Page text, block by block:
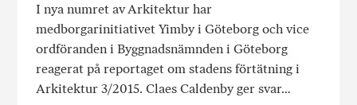
I nya numret av Arkitektur har
medborgarinitiativet Yimby i Göteborg och vice
ordföranden i Byggnadsnämnden i Göteborg
reagerat på reportaget om stadens förtätning i
Arkitektur 3/2015. Claes Caldenby ger svar…